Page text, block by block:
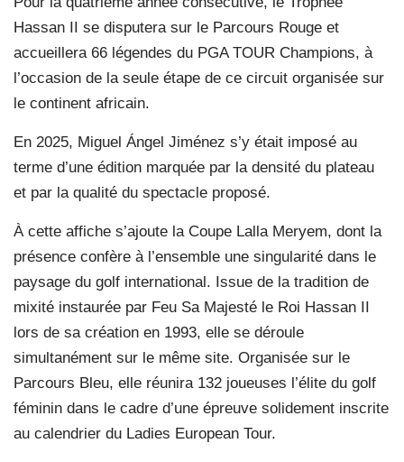
Hassan II se disputera sur le Parcours Rouge et
accueillera 66 légendes du PGA TOUR Champions, à
l’occasion de la seule étape de ce circuit organisée sur
le continent africain.
En 2025, Miguel Ángel Jiménez s’y était imposé au
terme d’une édition marquée par la densité du plateau
et par la qualité du spectacle proposé.
À cette affiche s’ajoute la Coupe Lalla Meryem, dont la
présence confère à l’ensemble une singularité dans le
paysage du golf international. Issue de la tradition de
mixité instaurée par Feu Sa Majesté le Roi Hassan II
lors de sa création en 1993, elle se déroule
simultanément sur le même site. Organisée sur le
Parcours Bleu, elle réunira 132 joueuses l’élite du golf
féminin dans le cadre d’une épreuve solidement inscrite
au calendrier du Ladies European Tour.